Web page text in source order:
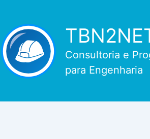
conteúdo
Consultoria e
para Engenharia